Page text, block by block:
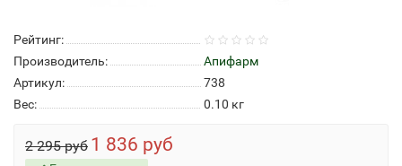
Рейтинг:
Производитель:
Апифарм
Артикул:
738
Вес:
0.10 кг
2 295 руб 1 836 руб